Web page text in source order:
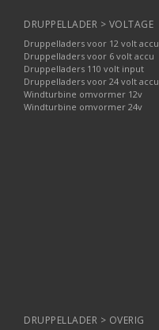
DRUPPELLADER > VOLTAGE
Druppelladers voor 12 volt accu
Druppelladers voor 6 volt accu
Druppelladers 110 volt input
Druppelladers voor 24 volt accu
Windturbine omvormer 12v
Windturbine omvormer 24v
DRUPPELLADER > OVERIG